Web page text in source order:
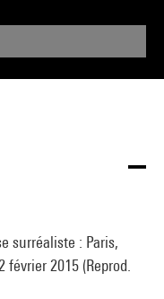
surréaliste : Paris,
2015 (Reprod.